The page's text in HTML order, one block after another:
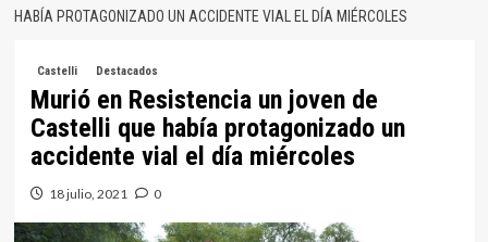
HABÍA PROTAGONIZADO UN ACCIDENTE VIAL EL DÍA MIÉRCOLES
Castelli Destacados
Murió en Resistencia un joven de
Castelli que había protagonizado un
accidente vial el día miércoles
18 julio, 2021 0